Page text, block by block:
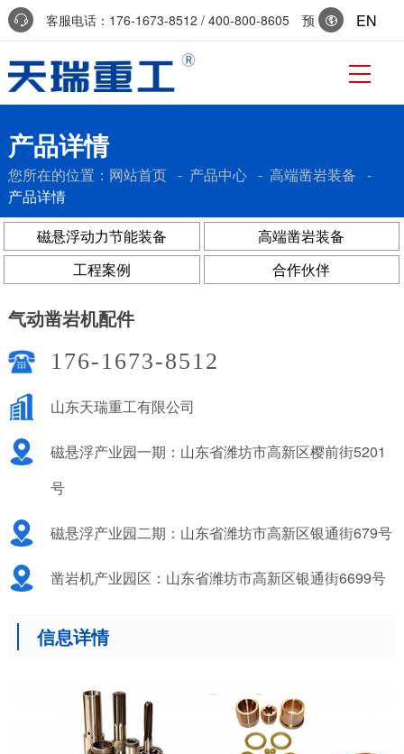
客服电话：176-1673-8512 / 400-800-8605 预
约参访：0536-7519229
EN
产品详情
您所在的位置： 网站首页- 产品中心- 高端凿岩装备 -
产品详情
磁悬浮动力节能装备
高端凿岩装备
工程案例
合作伙伴
气动凿岩机配件
176-1673-8512
山东天瑞重工有限公司
磁悬浮产业园一期：山东省潍坊市高新区樱前街5201
号
磁悬浮产业园二期：山东省潍坊市高新区银通街679号
凿岩机产业园区：山东省潍坊市高新区银通街6699号
信息详情